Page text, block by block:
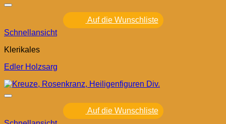
Auf die Wunschliste
Schnellansicht
Klerikales
Edler Holzsarg
Auf die Wunschliste